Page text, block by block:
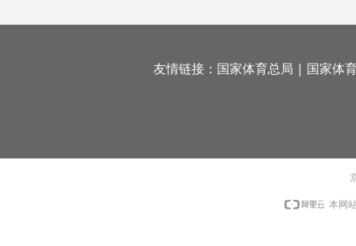
友情链接： 国家体育总局 | 国家体
本网